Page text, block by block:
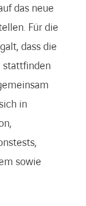
das neue
Für die
dass die
stattfinden
in
sowie